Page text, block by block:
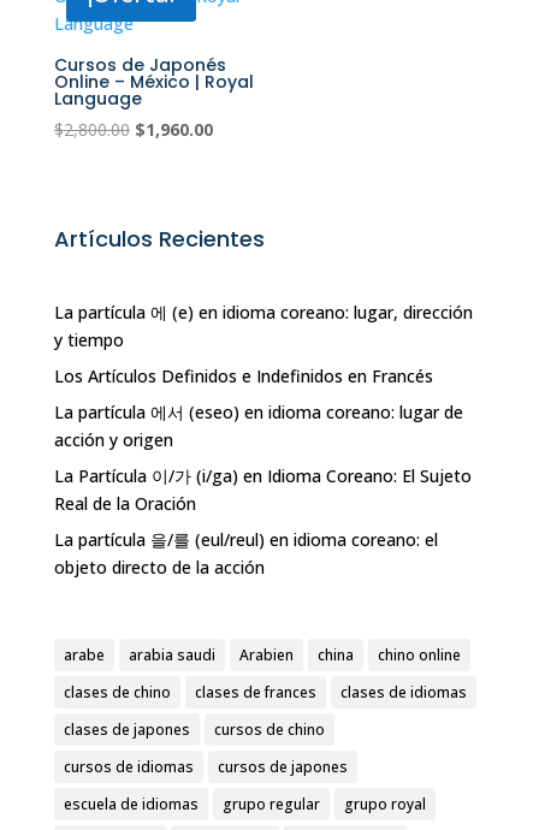
Cursos de Japonés
Online – México | Royal
Language
$2,800.00 El
$2,800.00.
$1,960.00El
$1,960.00.
Artículos Recientes
La partícula 에 (e) en idioma coreano: lugar, dirección
y tiempo
Los Artículos Definidos e Indefinidos en Francés
La partícula 에서 (eseo) en idioma coreano: lugar de
acción y origen
La Partícula 이/가 (i/ga) en Idioma Coreano: El Sujeto
Real de la Oración
La partícula 을/를 (eul/reul) en idioma coreano: el
objeto directo de la acción
arabe arabia saudi Arabien china
chino online
clases de chino
clases de frances
clases de idiomas
clases de japones
cursos de chino
cursos de idiomas
cursos de japones
escuela de idiomas
grupo regular
grupo royal